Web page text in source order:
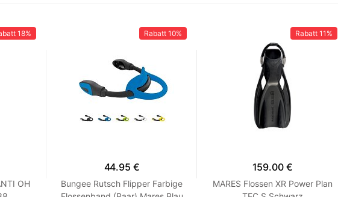
18%
OH
Rabatt 10%
44.95 €
Bungee Rutsch Flipper Farbige
Rabatt 11%
159.00 €
MARES Flossen XR Power Plan